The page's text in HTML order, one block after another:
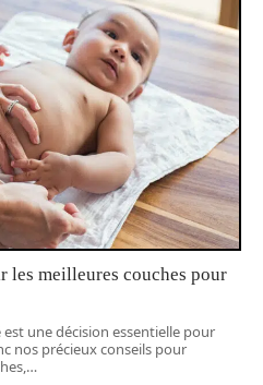
les meilleures couches pour
une décision essentielle pour
nos précieux conseils pour
…